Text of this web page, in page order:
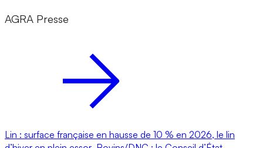
AGRA Presse
Lin : surface française en hausse de 10 % en 2026, le lin